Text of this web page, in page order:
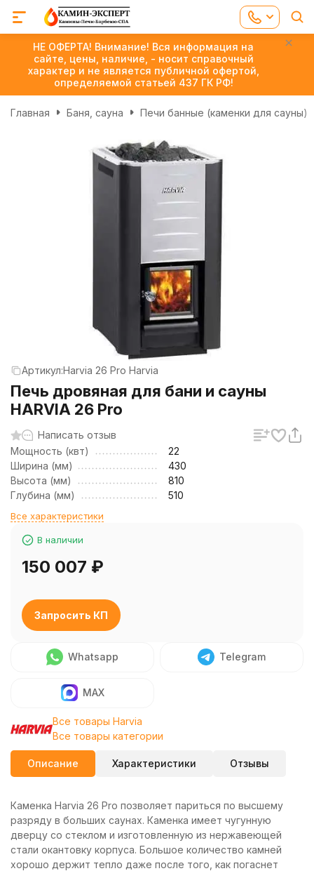
НЕ ОФЕРТА! Внимание! Вся информация на
сайте, цены, наличие, - носит справочный
характер и не является публичной офертой,
определяемой статьей 437 ГК РФ!
Главная Баня, сауна Печи банные (каменки для сауны)
Артикул:Harvia 26 Pro Harvia
Печь дровяная для бани и сауны
HARVIA 26 Pro
Написать отзыв
Мощность (квт)
22
Ширина (мм)
430
Высота (мм)
810
Глубина (мм)
510
Все характеристики
В наличии
150 007 ₽
Запросить КП
Whatsapp Telegram
MAX
Все товары Harvia
Все товары категории
Описание Характеристики Отзывы
Каменка Harvia 26 Pro позволяет париться по высшему
разряду в больших саунах. Каменка имеет чугунную
дверцу со стеклом и изготовленную из нержавеющей
стали окантовку корпуса. Большое количество камней
хорошо держит тепло даже после того, как погаснет